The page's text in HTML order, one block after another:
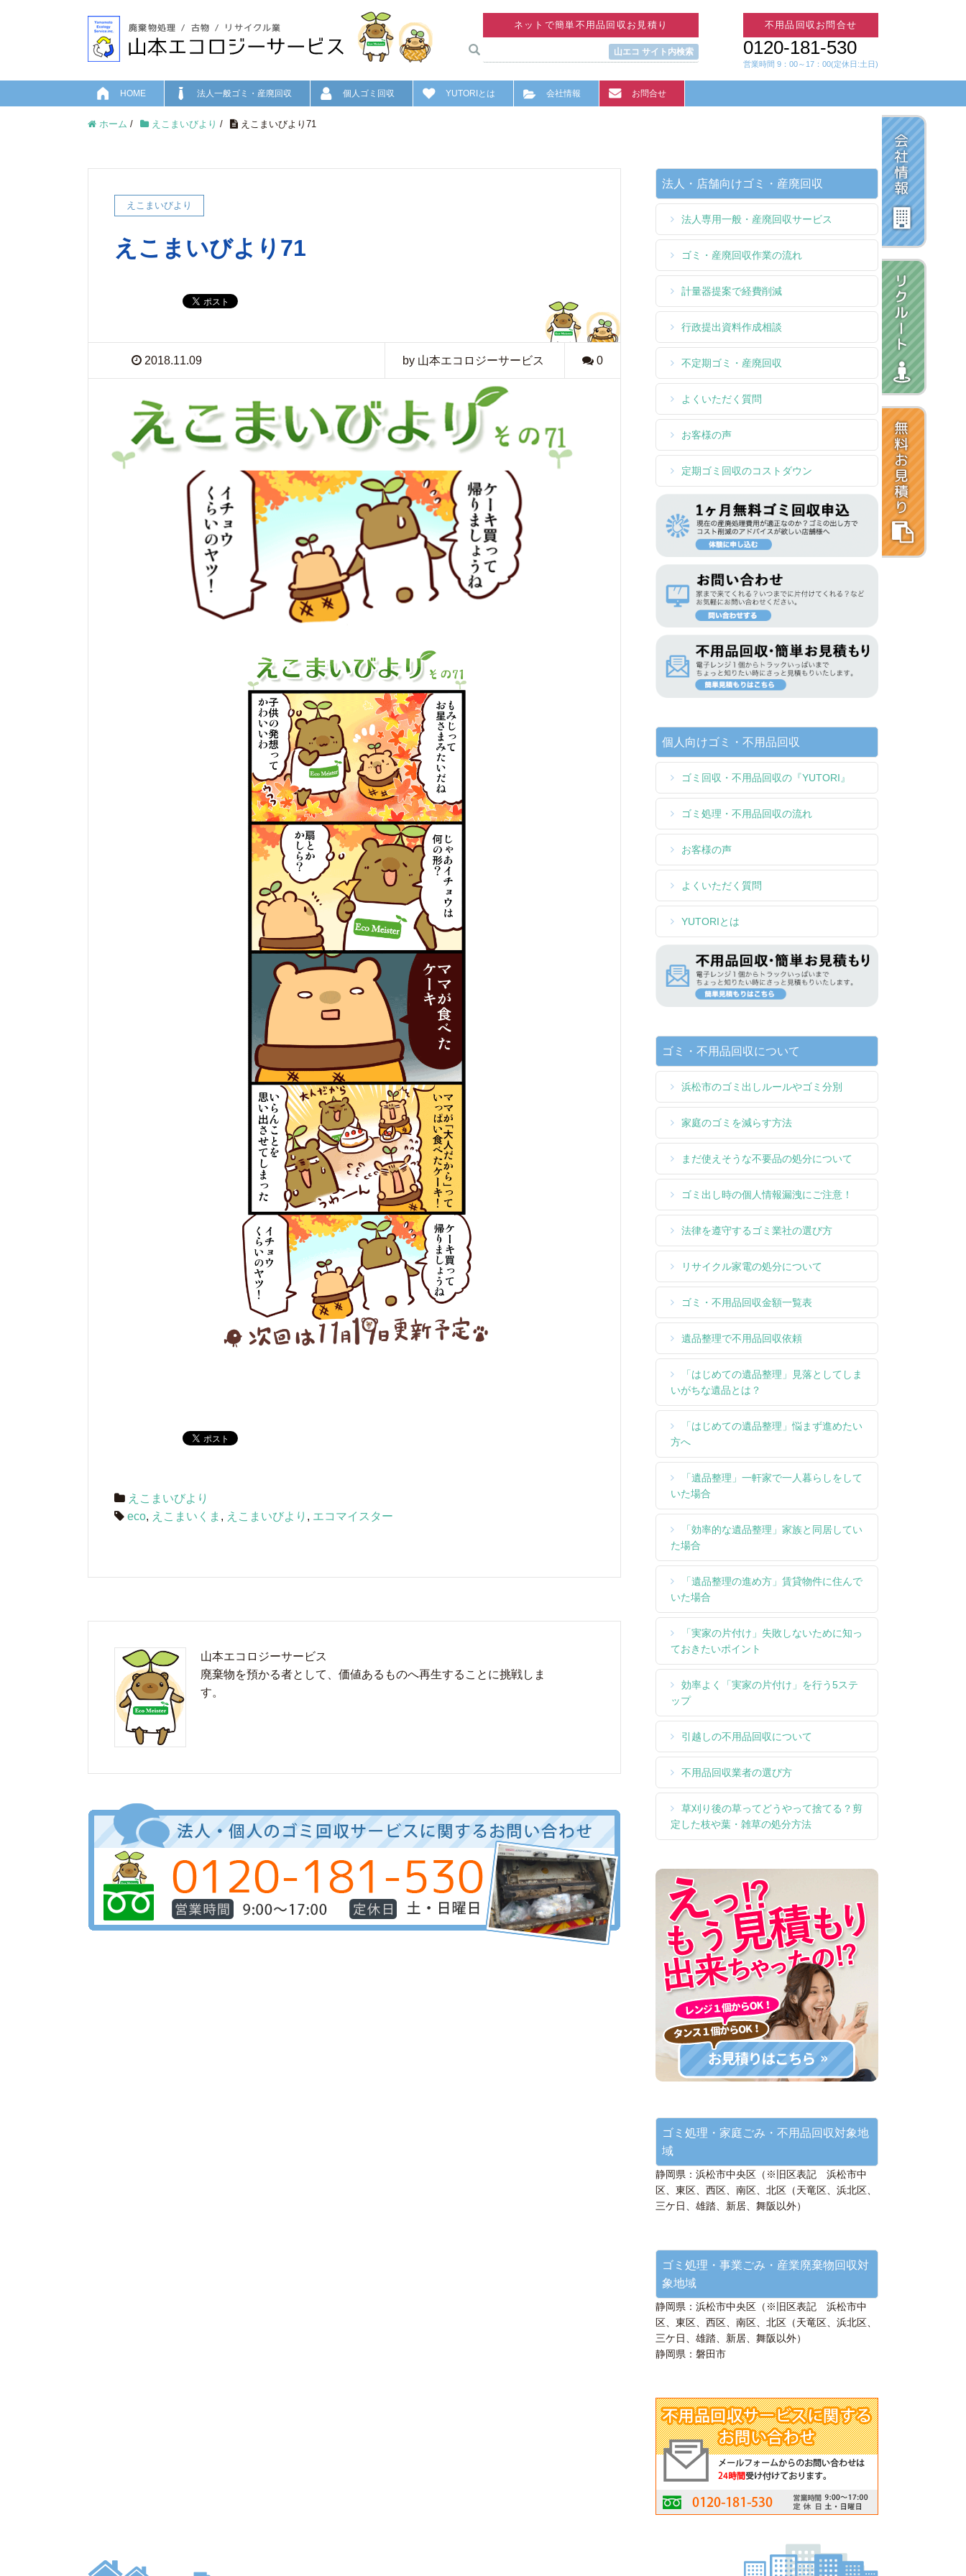
ネットで簡単不用品回収お見積り
山エコ サイト内検索
不用品回収お問合せ
0120-181-530
営業時間 9：00～17：00(定休日:土日)
HOME 法人一般ゴミ・産廃回収 個人ゴミ回収 YUTORIとは 会社情報 お問合せ
ホーム / えこまいびより / えこまいびより71
えこまいびより
えこまいびより71
2018.11.09 by 山本エコロジーサービス 0
えこまいびより
eco, えこまいくま , えこまいびより , エコマイスター
山本エコロジーサービス
廃棄物を預かる者として、価値あるものへ再生することに挑戦しま
す。
法人・店舗向けゴミ・産廃回収
法人専用一般・産廃回収サービス
ゴミ・産廃回収作業の流れ
計量器提案で経費削減
行政提出資料作成相談
不定期ゴミ・産廃回収
よくいただく質問
お客様の声
定期ゴミ回収のコストダウン
個人向けゴミ・不用品回収
ゴミ回収・不用品回収の『YUTORI』
ゴミ処理・不用品回収の流れ
お客様の声
よくいただく質問
YUTORIとは
ゴミ・不用品回収について
浜松市のゴミ出しルールやゴミ分別
家庭のゴミを減らす方法
まだ使えそうな不要品の処分について
ゴミ出し時の個人情報漏洩にご注意！
法律を遵守するゴミ業社の選び方
リサイクル家電の処分について
ゴミ・不用品回収金額一覧表
遺品整理で不用品回収依頼
「はじめての遺品整理」見落としてしま
いがちな遺品とは？
「はじめての遺品整理」悩まず進めたい
方へ
「遺品整理」一軒家で一人暮らしをして
いた場合
「効率的な遺品整理」家族と同居してい
た場合
「遺品整理の進め方」賃貸物件に住んで
いた場合
「実家の片付け」失敗しないために知っ
ておきたいポイント
効率よく「実家の片付け」を行う5ステ
ップ
引越しの不用品回収について
不用品回収業者の選び方
草刈り後の草ってどうやって捨てる？剪
定した枝や葉・雑草の処分方法
ゴミ処理・家庭ごみ・不用品回収対象地
域
静岡県：浜松市中央区（※旧区表記 浜松市中
区、東区、西区、南区、北区（天竜区、浜北区、
三ケ日、雄踏、新居、舞阪以外）
ゴミ処理・事業ごみ・産業廃棄物回収対
象地域
静岡県：浜松市中央区（※旧区表記 浜松市中
区、東区、西区、南区、北区（天竜区、浜北区、
三ケ日、雄踏、新居、舞阪以外）
静岡県：磐田市